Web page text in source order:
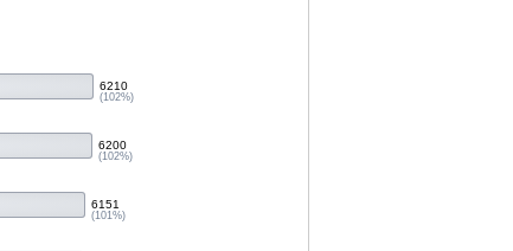
6210
(102%)
6200
(102%)
6151
(101%)